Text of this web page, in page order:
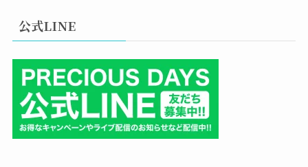
公式LINE